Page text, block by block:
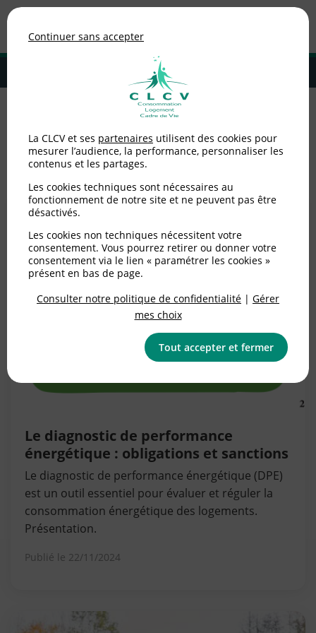
MENU
Adhérer à la CLCV
Copropriétaires
Le diagnostic de performance
énergétique : obligations et sanctions
Le diagnostic de performance énergétique (DPE)
est un outil essentiel pour évaluer et réguler la
consommation énergétique des logements.
Présentation.
Publié le 22/11/2024
Continuer sans accepter
La CLCV et ses partenaires utilisent des cookies pour
mesurer l’audience, la performance, personnaliser les
contenus et les partages.
Les cookies techniques sont nécessaires au
fonctionnement de notre site et ne peuvent pas être
désactivés.
Les cookies non techniques nécessitent votre
consentement. Vous pourrez retirer ou donner votre
consentement via le lien « paramétrer les cookies »
présent en bas de page.
Consulter notre politique de confidentialité | Gérer
mes choix
Tout accepter et fermer